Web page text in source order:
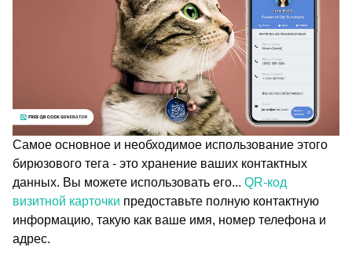
Самое основное и необходимое использование этого
бирюзового тега - это хранение ваших контактных
данных. Вы можете использовать его... QR-код
визитной карточки предоставьте полную контактную
информацию, такую как ваше имя, номер телефона и
адрес.